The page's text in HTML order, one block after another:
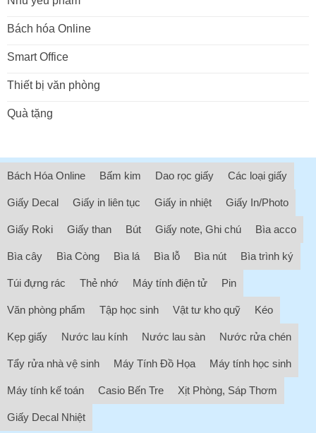
Bách hóa Online
Smart Office
Thiết bị văn phòng
Quà tặng
Bách Hóa Online Bấm kim Dao rọc giấy Các loại giấy
Giấy Decal Giấy in liên tục Giấy in nhiệt Giấy In/Photo
Giấy Roki Giấy than Bút Giấy note, Ghi chú Bìa acco
Bìa cây Bìa Còng Bìa lá Bìa lỗ Bìa nút Bìa trình ký
Túi đựng rác Thẻ nhớ Máy tính điện tử Pin
Văn phòng phẩm Tập học sinh Vật tư kho quỹ Kéo
Kẹp giấy Nước lau kính Nước lau sàn Nước rửa chén
Tẩy rửa nhà vệ sinh Máy Tính Đồ Họa Máy tính học sinh
Máy tính kế toán Casio Bến Tre Xịt Phòng, Sáp Thơm
Giấy Decal Nhiệt